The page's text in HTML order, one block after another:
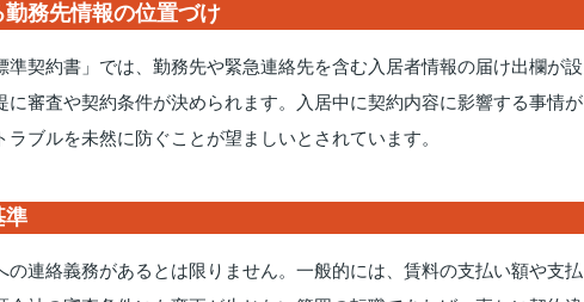
務先情報の位置づけ
契約書」では、勤務先や緊急連絡先を含む入居者情報の届け出欄が設
審査や契約条件が決められます。入居中に契約内容に影響する事情が
ブルを未然に防ぐことが望ましいとされています。
準
の連絡義務があるとは限りません。一般的には、賃料の支払い額や支払